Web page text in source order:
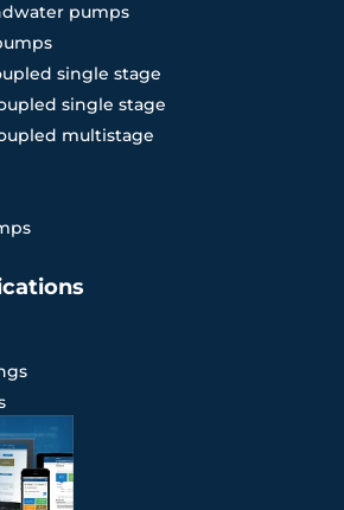
pumps
single stage
single stage
multistage